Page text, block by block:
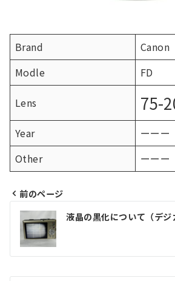
Brand
Canon
Modle
FD
Lens 75-
Year
ーーー
Other
ーーー
投
ナ
ビ
前のページ
液晶の黒化について（デジ